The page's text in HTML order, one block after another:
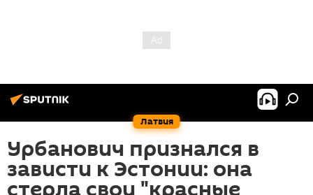
Латвия
Урбанович признался в
зависти к Эстонии: она